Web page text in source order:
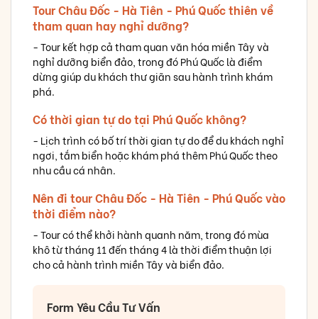
Tour Châu Đốc - Hà Tiên - Phú Quốc thiên về
tham quan hay nghỉ dưỡng?
- Tour kết hợp cả tham quan văn hóa miền Tây và
nghỉ dưỡng biển đảo, trong đó Phú Quốc là điểm
dừng giúp du khách thư giãn sau hành trình khám
phá.
Có thời gian tự do tại Phú Quốc không?
- Lịch trình có bố trí thời gian tự do để du khách nghỉ
ngơi, tắm biển hoặc khám phá thêm Phú Quốc theo
nhu cầu cá nhân.
Nên đi tour Châu Đốc - Hà Tiên - Phú Quốc vào
thời điểm nào?
- Tour có thể khởi hành quanh năm, trong đó mùa
khô từ tháng 11 đến tháng 4 là thời điểm thuận lợi
cho cả hành trình miền Tây và biển đảo.
Form Yêu Cầu Tư Vấn